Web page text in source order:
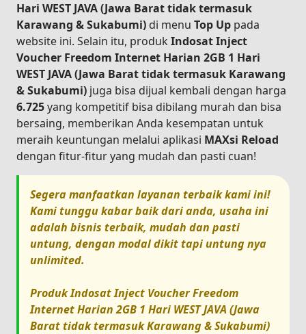
Hari WEST JAVA (Jawa Barat tidak termasuk
Karawang & Sukabumi) di menu Top Up pada
website ini. Selain itu, produk Indosat Inject
Voucher Freedom Internet Harian 2GB 1 Hari
WEST JAVA (Jawa Barat tidak termasuk Karawang
& Sukabumi) juga bisa dijual kembali dengan harga
6.725yang kompetitif bisa dibilang murah dan bisa
bersaing, memberikan Anda kesempatan untuk
meraih keuntungan melalui aplikasi MAXsi Reload
dengan fitur-fitur yang mudah dan pasti cuan!
Segera manfaatkan layanan terbaik kami ini!
Kami tunggu kabar baik dari anda, usaha ini
adalah bisnis terbaik, mudah dan pasti
untung, dengan modal dikit tapi untung nya
unlimited.
ProdukIndosat Inject Voucher Freedom
Internet Harian 2GB 1 Hari WEST JAVA (Jawa
Barat tidak termasuk Karawang & Sukabumi)